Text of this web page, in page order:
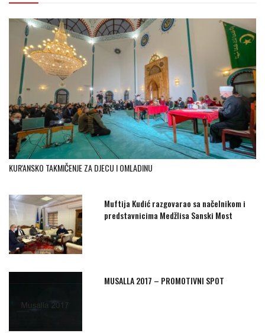
KUR'ANSKO TAKMIČENJE ZA DJECU I OMLADINU
Muftija Kudić razgovarao sa načelnikom i
predstavnicima Medžlisa Sanski Most
MUSALLA 2017 – PROMOTIVNI SPOT